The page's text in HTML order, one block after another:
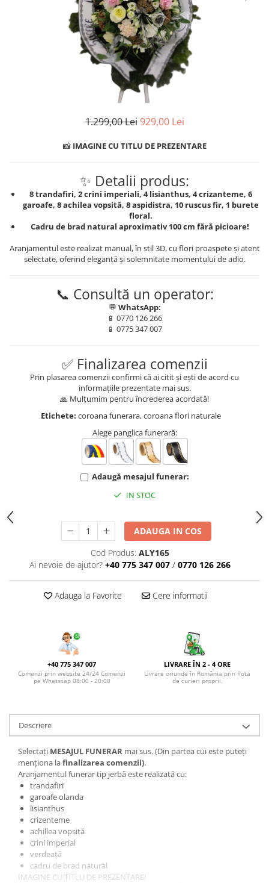
BUCHETE LALELE
BUCHETE LISIANTHUS
BUCHETE PENTRU BĂRBAȚI
BUCHETE TRANDAFIRI
DE TRANDAFIRI ALBI
DE TRANDAFIRI GALBENI
DE TRANDAFIRI PORTOCALII
DE TRANDAFIRI ROȘII
COȘURI SF. VALENTIN
COȘURI TRANDAFIRI
1.299,00 Lei 929,00 Lei
📸 IMAGINE CU TITLU DE PREZENTARE
✨ Detalii produs:
8 trandafiri, 2 crini imperiali, 4 lisianthus, 4 crizanteme, 6
garoafe, 8 achilea vopsită, 8 aspidistra, 10 ruscus fir, 1 burete
floral.
Cadru de brad natural aproximativ 100 cm fără picioare!
Aranjamentul este realizat manual, în stil 3D, cu flori proaspete și atent
selectate, oferind eleganță și solemnitate momentului de adio.
📞 Consultă un operator:
💬 WhatsApp:
📱 0770 126 266
📱 0775 347 007
✅ Finalizarea comenzii
Prin plasarea comenzii confirmi că ai citit și ești de acord cu
informațiile prezentate mai sus.
🙏 Mulțumim pentru încrederea acordată!
Etichete: coroana funerara, coroana flori naturale
Alege panglica funerară:
Adaugă mesajul funerar:
IN STOC
ADAUGA IN COS
Cod Produs: ALY165
Ai nevoie de ajutor? +40 775 347 007 / 0770 126 266
Adauga la Favorite Cere informatii
+40 775 347 007
Comenzi prin website 24/24 Comenzi
pe Whatssap 08:00 - 20:00
LIVRARE ÎN 2 - 4 ORE
Livrare oriunde în România prin flota
de curieri proprii.
Descriere
Selectați MESAJUL FUNERAR mai sus. (Din partea cui este puteți
menționa lafinalizarea comenzii).
Aranjamentul funerar tip jerbă este realizată cu:
trandafiri
garoafe olanda
lisianthus
crizenteme
achillea vopsită
crini imperial
verdeață
cadru de brad natural
IMAGINE CU TITLU DE PREZENTARE!